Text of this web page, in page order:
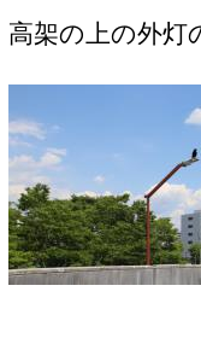
高架の上の外灯